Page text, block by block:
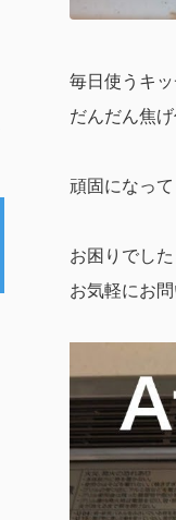
毎日使うキ
だんだん焦
頑固になっ
お困りでし
お気軽にお